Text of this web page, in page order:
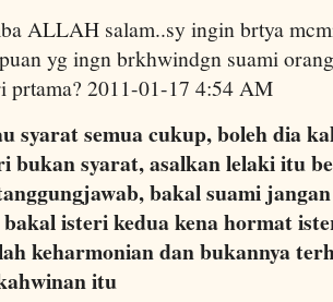
ALLAH salam..sy ingin brtya
yg ingn brkhwindgn suami
prtama? 2011-01-17 4:54 AM
syarat semua cukup, boleh dia
bukan syarat, asalkan lelaki itu
bakal suami
isteri kedua kena hormat
keharmonian dan bukannya
itu